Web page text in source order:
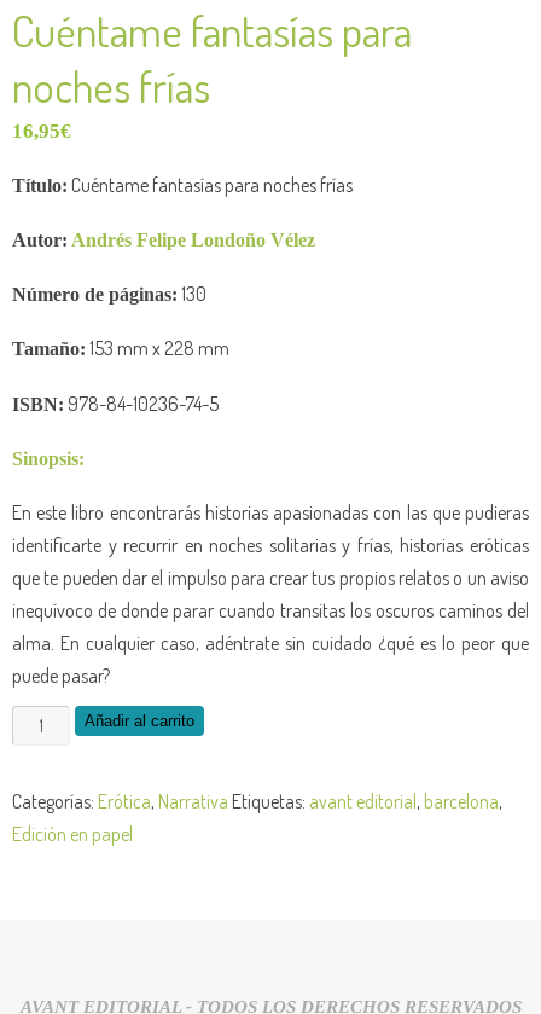
Cuéntame fantasías para
noches frías
16,95€
Título: Cuéntame fantasías para noches frías
Autor: Andrés Felipe Londoño Vélez
Número de páginas: 130
Tamaño: 153 mm x 228 mm
ISBN: 978-84-10236-74-5
Sinopsis:
En este libro encontrarás historias apasionadas con las que pudieras
identificarte y recurrir en noches solitarias y frías, historias eróticas
que te pueden dar el impulso para crear tus propios relatos o un aviso
inequívoco de donde parar cuando transitas los oscuros caminos del
alma. En cualquier caso, adéntrate sin cuidado ¿qué es lo peor que
puede pasar?
Añadir al carrito
Categorías: Erótica, Narrativa Etiquetas: avant editorial, barcelona,
Edición en papel
AVANT EDITORIAL - TODOS LOS DERECHOS RESERVADOS